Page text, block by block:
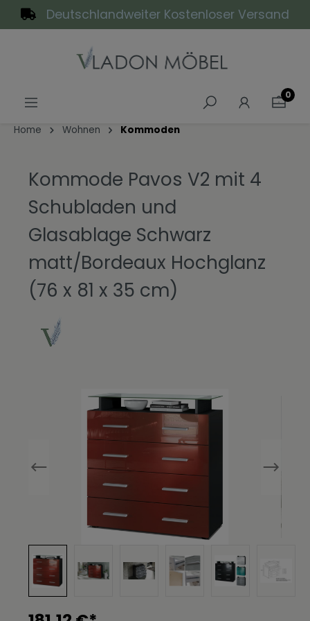
springenDeutschlandweiter Kostenloser Versand
0
Home Wohnen Kommoden
Kommode Pavos V2 mit 4
Schubladen und
Glasablage Schwarz
matt/Bordeaux Hochglanz
(76 x 81 x 35 cm)
Bildergalerie überspringen